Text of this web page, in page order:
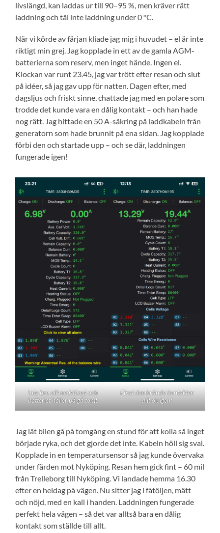
livslängd, kan laddas ur till 90–95 %, men kräver rätt
laddning och tål inte laddning under 0 °C.
När vi körde av färjan kliade jag mig i huvudet – el är inte
riktigt min grej. Jag kopplade in ett av de gamla AGM-
batterierna som reserv, men inget hände. Ingen el.
Klockan var runt 23.45, jag var trött efter resan och slut
på idéer, så jag gav upp för natten. Dagen efter, med
dagsljus och friskt sinne, chattade jag med en polare som
trodde det kunde vara en dålig kontakt – och han hade
nog rätt. Jag hittade en 50 A-säkring på laddkabeln från
generatorn som hade brunnit på ena sidan. Jag kopplade
förbi den och startade upp – och se där, laddningen
fungerade igen!
Inte bra allt nedstängt och
batteriet håller på gå tomt
Fixat den brända kontakten
allt ok igen!
Jag lät bilen gå på tomgång en stund för att kolla så inget
började ryka, och det gjorde det inte. Kabeln höll sig sval.
Kopplade in en temperatursensor så jag kunde övervaka
under färden mot Nyköping. Resan hem gick fint – 60 mil
från Trelleborg till Nyköping. Vi landade hemma 16.30
efter en heldag på vägen. Nu sitter jag i fåtöljen, mätt
och nöjd, med en kall i handen. Laddningen fungerade
perfekt hela vägen – så det var alltså bara en dålig
kontakt som ställde till allt.